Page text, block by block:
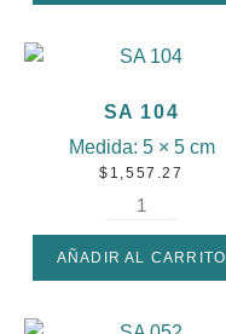
SA 104
Medida: 5 × 5 cm
$ 1,557.27
AÑADIR AL CARRITO